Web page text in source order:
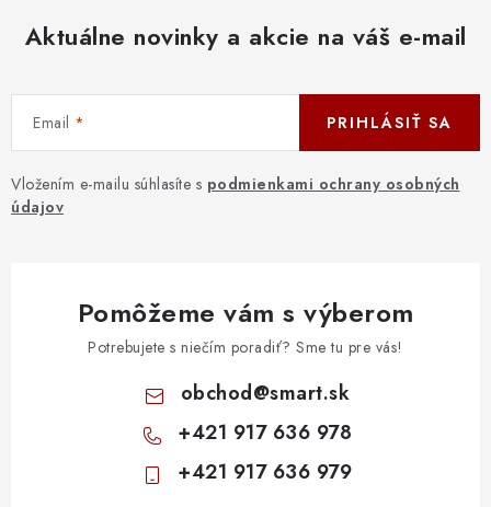
Aktuálne novinky a akcie na váš e-mail
Email
Vložením e-mailu súhlasíte s podmienkami ochrany osobných
údajov
PRIHLÁSIŤ SA
Pomôžeme vám s výberom
Potrebujete s niečím poradiť? Sme tu pre vás!
obchod@smart.sk
+421 917 636 978
+421 917 636 979